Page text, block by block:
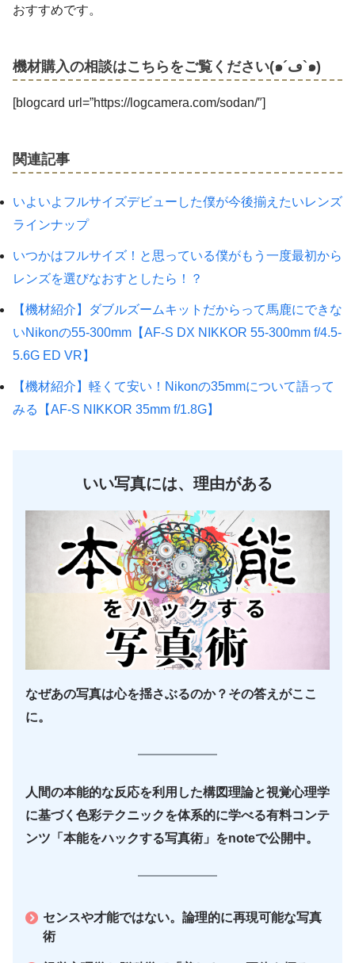
おすすめです。
機材購入の相談はこちらをご覧ください(๑´ڡ`๑)
[blogcard url=”https://logcamera.com/sodan/″]
関連記事
いよいよフルサイズデビューした僕が今後揃えたいレンズ
ラインナップ
いつかはフルサイズ！と思っている僕がもう一度最初から
レンズを選びなおすとしたら！？
【機材紹介】ダブルズームキットだからって馬鹿にできな
いNikonの55-300mm【AF-S DX NIKKOR 55-300mm f/4.5-
5.6G ED VR】
【機材紹介】軽くて安い！Nikonの35mmについて語って
みる【AF-S NIKKOR 35mm f/1.8G】
いい写真には、理由がある
なぜあの写真は心を揺さぶるのか？その答えがここ
に。
人間の本能的な反応を利用した構図理論と視覚心理学
に基づく色彩テクニックを体系的に学べる有料コンテ
ンツ「本能をハックする写真術」をnoteで公開中。
センスや才能ではない。論理的に再現可能な写真
術